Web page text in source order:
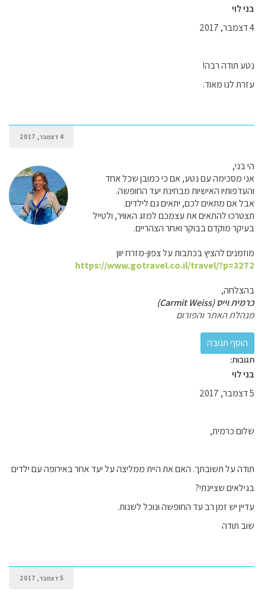
בני לוי
4 דצמבר, 2017
נטע תודה רבה!
עזרת לנו מאוד.
4 דצמבר, 2017
הי בני,
אני מסכימה עם נטע, אם כי כמובן שכל אחד
והעדפותיו האישיות מבחינת יעד החופשה.
אבל אם מתאים לכם, יתאים גם לילדים.
תצטרכו להתאים את עצמכם למזג האוויר, ולטייל
בעיקר מוקדם בבוקר ואחר הצהריים.
מוזמנים להציץ בכתבות על צפון-מזרח יוון
https://www.gotravel.co.il/travel/?p=3272
בהצלחה,
כרמית וייס (Carmit Weiss)
מנהלת האתר והפורום
תגובות:
בני לוי
5 דצמבר, 2017
שלום כרמית,
תודה על תשובתך. האם את היית ממליצה על יעד אחר באירופה עם ילדים
בגילאים שציינתי?
עדיין יש זמן רב עד החופשה ונוכל לשנות.
שוב תודה
5 דצמבר, 2017